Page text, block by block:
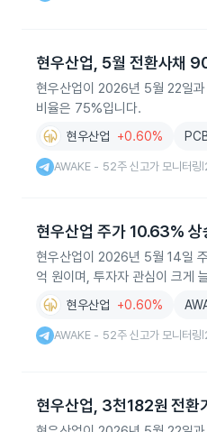
현우산업, 5월 전환사채
현우산업이 2026년 5월 22일
비율은 75%입니다.
현우산업 +0.60%
AWAKE - 52주 신고가 모니터링
현우산업 주가 10.63% 상
현우산업이 2026년 5월 14일
억 원이며, 투자자 관심이 크게
현우산업 +0.60%
AWAKE - 52주 신고가 모니터링
현우산업, 3천182원 전환